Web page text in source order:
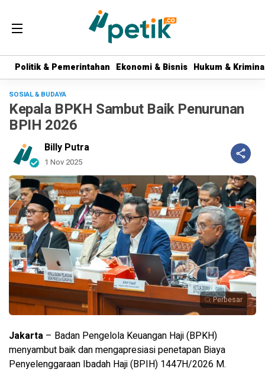
Politik & Pemerintahan Ekonomi & Bisnis Hukum &
Politik & Pemerintahan Ekonomi & Bisnis Hukum &
SOSIAL & BUDAYA
Kepala BPKH Sambut Baik Penurunan
BPIH 2026
Billy Putra
1 Nov 2025
Perbesar
Jakarta – Badan Pengelola Keuangan Haji (BPKH)
menyambut baik dan mengapresiasi penetapan Biaya
Penyelenggaraan Ibadah Haji (BPIH) 1447H/2026 M.